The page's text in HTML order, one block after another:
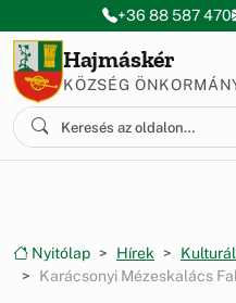
Ugrás a menüre
Ugrás a tartalomra
+36 88 587 470
Hajmáskér
KÖZSÉG
Nyitólap Hírek
Karácsonyi Mézeskalács